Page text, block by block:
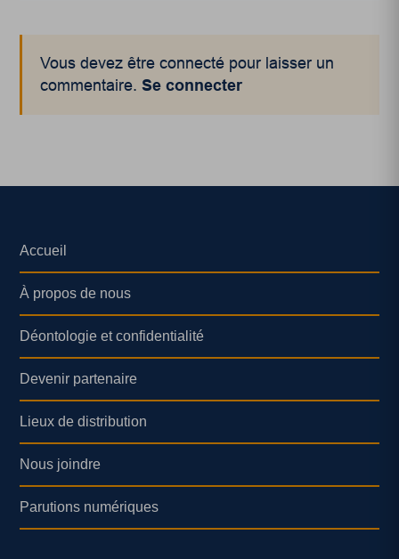
Vous devez être connecté pour laisser un
commentaire.Se connecter
Accueil
À propos de nous
Déontologie et confidentialité
Devenir partenaire
Lieux de distribution
Nous joindre
Parutions numériques